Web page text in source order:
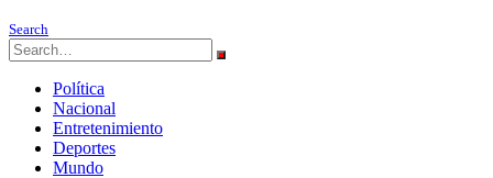
Search
Política
Nacional
Entretenimiento
Deportes
Mundo